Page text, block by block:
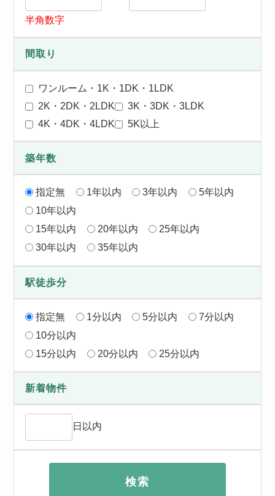
半角数字
間取り
ワンルーム・1K・1DK・1LDK
2K・2DK・2LDK
3K・3DK・3LDK
4K・4DK・4LDK
5K以上
築年数
指定無 1年以内 3年以内
5年以内
10年以内
15年以内
20年以内
25年以内
30年以内
35年以内
駅徒歩分
指定無 1分以内 5分以内
7分以内
10分以内
15分以内
20分以内 25分以内
新着物件
日以内